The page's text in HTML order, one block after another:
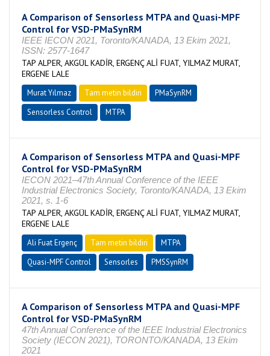
A Comparison of Sensorless MTPA and Quasi-MPF
Control for VSD-PMaSynRM
IEEE IECON 2021, Toronto/KANADA, 13 Ekim 2021,
ISSN: 2577-1647
TAP ALPER, AKGÜL KADİR, ERGENÇ ALİ FUAT, YILMAZ MURAT,
ERGENE LALE
Murat Yılmaz Tam metin bildiri
PMaSynRM
Sensorless Control
MTPA
A Comparison of Sensorless MTPA and Quasi-MPF
Control for VSD-PMaSynRM
IECON 2021–47th Annual Conference of the IEEE
Industrial Electronics Society, Toronto/KANADA, 13 Ekim
2021, s. 1-6
TAP ALPER, AKGÜL KADİR, ERGENÇ ALİ FUAT, YILMAZ MURAT,
ERGENE LALE
Ali Fuat Ergenç Tam metin bildiri
MTPA
Quasi-MPF Control
Sensorles PMSSynRM
A Comparison of Sensorless MTPA and Quasi-MPF
Control for VSD-PMaSynRM
47th Annual Conference of the IEEE Industrial Electronics
Society (IECON 2021), TORONTO/KANADA, 13 Ekim
2021